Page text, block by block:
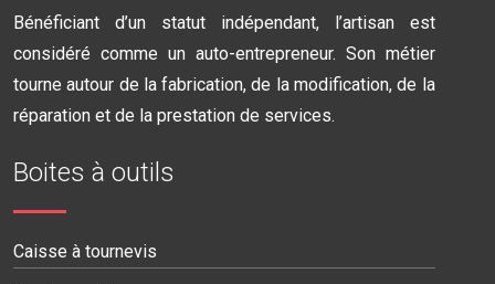
Bénéficiant d’un statut indépendant, l’artisan est
considéré comme un auto-entrepreneur. Son métier
tourne autour de la fabrication, de la modification, de la
réparation et de la prestation de services.
Boites à outils
Caisse à tournevis